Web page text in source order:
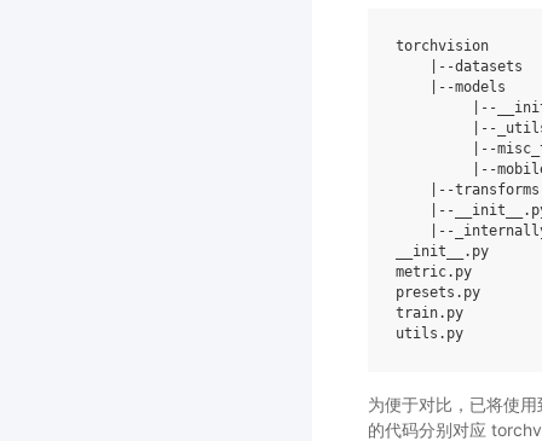
torchvision
|--datasets
|--models
|--
|--
|--
|--
|--transforms
|-- __init__ .
|--
__init__
. py
metric. py
presets . py
train. py
utils . py
为便于对比，已将使
的代码分别对应